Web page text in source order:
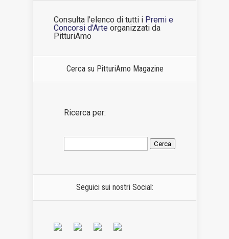
Consulta l'elenco di tutti i Premi e
Concorsi d'Arte organizzati da
PitturiAmo
Cerca su PitturiAmo Magazine
Ricerca per:
Seguici sui nostri Social: